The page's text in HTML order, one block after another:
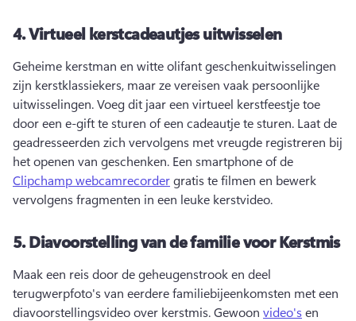
4.Virtueel kerstcadeautjes uitwisselen
Geheime kerstman en witte olifant geschenkuitwisselingen
zijn kerstklassiekers, maar ze vereisen vaak persoonlijke
uitwisselingen. Voeg dit jaar een virtueel kerstfeestje toe
door een e-gift te sturen of een cadeautje te sturen. Laat de
geadresseerden zich vervolgens met vreugde registreren bij
het openen van geschenken. Een smartphone of de
Clipchamp webcamrecorder gratis te filmen en bewerk
vervolgens fragmenten in een leuke kerstvideo.
5.Diavoorstelling van de familie voor Kerstmis
Maak een reis door de geheugenstrook en deel
terugwerpfoto's van eerdere familiebijeenkomsten met een
diavoorstellingsvideo over kerstmis. Gewoon video's en